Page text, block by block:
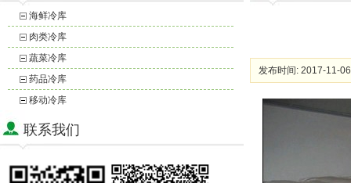
海鲜冷库
肉类冷库
蔬菜冷库
药品冷库
移动冷库
联系我们
发布时间: 2017-11-